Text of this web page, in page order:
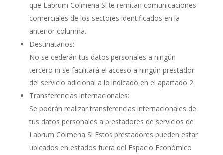
que Labrum Colmena Sl te remitan comunicaciones
comerciales de los sectores identificados en la
anterior columna.
Destinatarios:
No se cederán tus datos personales a ningún
tercero ni se facilitará el acceso a ningún prestador
del servicio adicional a lo indicado en el apartado 2.
Transferencias internacionales:
Se podrán realizar transferencias internacionales de
tus datos personales a prestadores de servicios de
Labrum Colmena Sl Estos prestadores pueden estar
ubicados en estados fuera del Espacio Económico